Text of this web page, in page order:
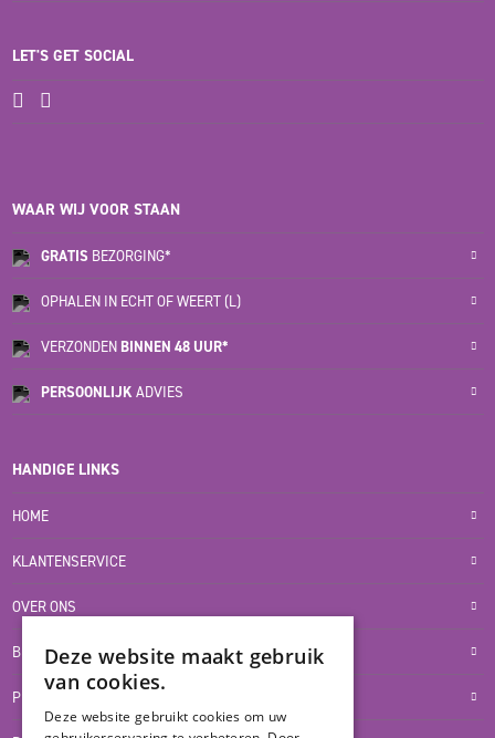
LET'S GET SOCIAL
WAAR WIJ VOOR STAAN
GRATIS BEZORGING*
OPHALEN IN ECHT OF WEERT (L)
VERZONDEN BINNEN 48 UUR*
PERSOONLIJKADVIES
HANDIGE LINKS
HOME
KLANTENSERVICE
OVER ONS
BLOG
PRIVACYVERKLARING
Deze website maakt gebruik
van cookies.
Deze website gebruikt cookies om uw